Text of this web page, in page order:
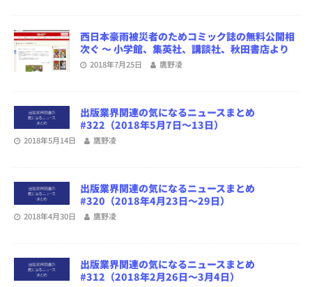
西日本豪雨被災者のためコミック誌の無料公開相
次ぐ ～ 小学館、集英社、講談社、秋田書店より
2018年7月25日 鷹野凌
出版業界関連の気になるニュースまとめ
#322（2018年5月7日～13日）
2018年5月14日 鷹野凌
出版業界関連の気になるニュースまとめ
#320（2018年4月23日～29日）
2018年4月30日 鷹野凌
出版業界関連の気になるニュースまとめ
#312（2018年2月26日～3月4日）